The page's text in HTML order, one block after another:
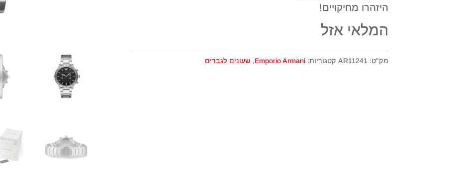
היזהרו מחיקויים!
המלאי אזל
מק"ט: AR11241 קטגוריות: Emporio Armani
, שעונים לגברים